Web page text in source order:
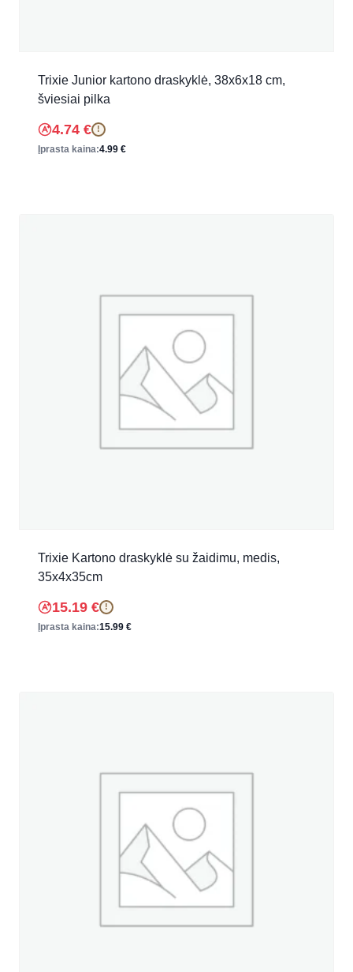
Trixie Junior kartono draskyklė, 38x6x18 cm,
šviesiai pilka
4.74 € !
Įprasta kaina:4.99 €
Trixie Kartono draskyklė su žaidimu, medis,
35x4x35cm
15.19 € !
Įprasta kaina:15.99 €